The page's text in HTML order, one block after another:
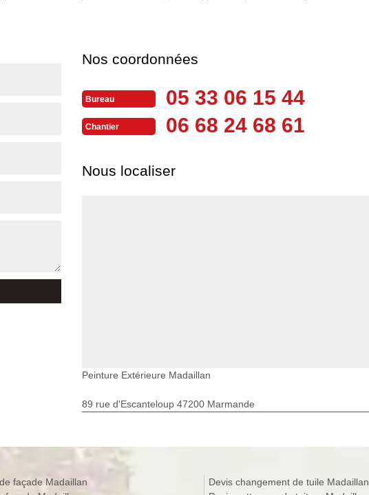
Nos coordonnées
Bureau 05 33 06 15 44
Chantier 06 68 24 68 61
Nous localiser
Peinture Extérieure Madaillan
89 rue d'Escanteloup 47200 Marmande
façade Madaillan
Devis changement de tuile Madaillan